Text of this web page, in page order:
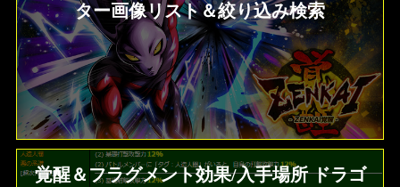
ター画像リスト＆絞り込み検索
覚醒＆フラグメント効果/入手場所 ドラゴ